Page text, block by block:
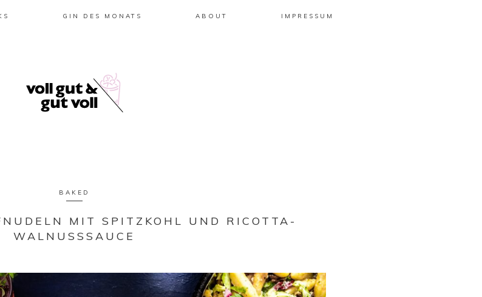
GIN DES MONATS ABOUT IMPRESSUM
BAKED
MIT SPITZKOHL UND RICOTTA-
WALNUSSSAUCE